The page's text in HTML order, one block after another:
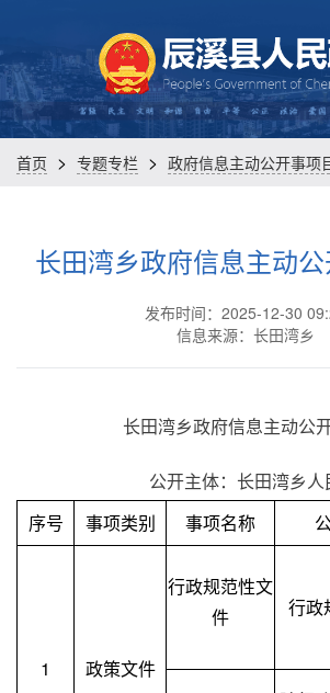
首页 > 专题专栏 > 政府信息主动公开事项
长田湾乡政府信息主动
发布时间：2025-12-30
信息来源：长田湾乡
长田湾乡政府信息主动公
公开主体：长田湾乡
序号
事项类别 事项名称
1 政策文件
行政规范性文
件
行政